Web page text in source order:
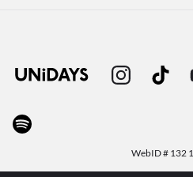
WebID # 132